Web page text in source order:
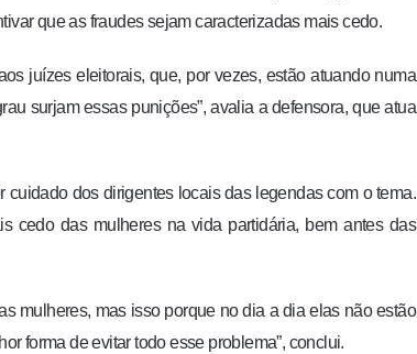
que as fraudes sejam caracterizadas mais cedo.
juízes eleitorais, que, por vezes, estão atuando numa
surjam essas punições”, avalia a defensora, que atua
dos dirigentes locais das legendas com o tema.
cedo das mulheres na vida partidária, bem antes das
mulheres, mas isso porque no dia a dia elas não estão
forma de evitar todo esse problema”, conclui.